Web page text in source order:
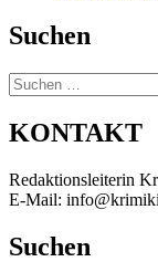
Suchen
Suchen
nach:
KONTAKT
Redaktionsleiterin
E-Mail:
Suchen